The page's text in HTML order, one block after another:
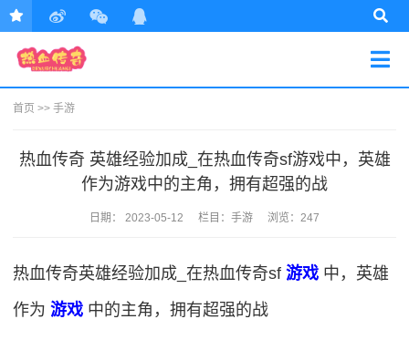
首页 >> 手游
热血传奇 英雄经验加成_在热血传奇sf游戏中，英雄
作为游戏中的主角，拥有超强的战
日期： 2023-05-12 栏目： 手游 浏览：247
热血传奇英雄经验加成_在热血传奇sf 游戏 中，英雄
作为 游戏 中的主角，拥有超强的战